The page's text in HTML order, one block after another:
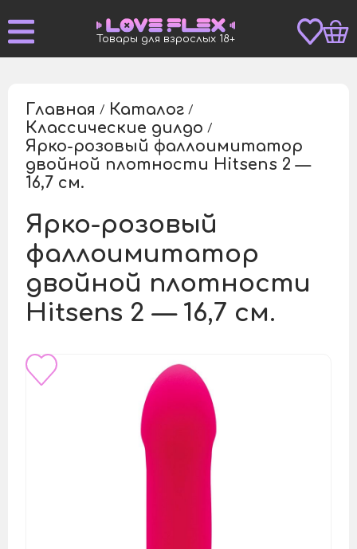
Товары для взрослых 18+
Главная / Каталог /
Классические дилдо /
Ярко-розовый фаллоимитатор
двойной плотности Hitsens 2 —
16,7 см.
Ярко-розовый
фаллоимитатор
двойной плотности
Hitsens 2 — 16,7 см.